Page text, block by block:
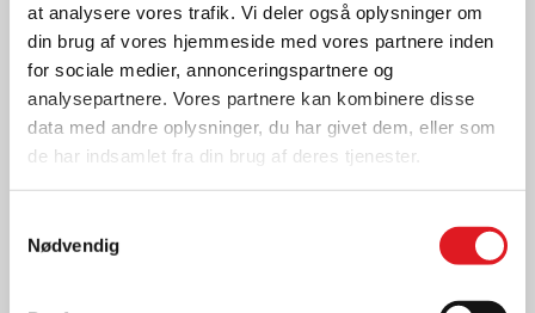
at analysere vores trafik. Vi deler også oplysninger om
din brug af vores hjemmeside med vores partnere inden
for sociale medier, annonceringspartnere og
analysepartnere. Vores partnere kan kombinere disse
data med andre oplysninger, du har givet dem, eller som
de har indsamlet fra din brug af deres tjenester.
Nødvendig
Reservedele
MANN-FILTER -
FRECIOUSPLUS
LÆS MERE